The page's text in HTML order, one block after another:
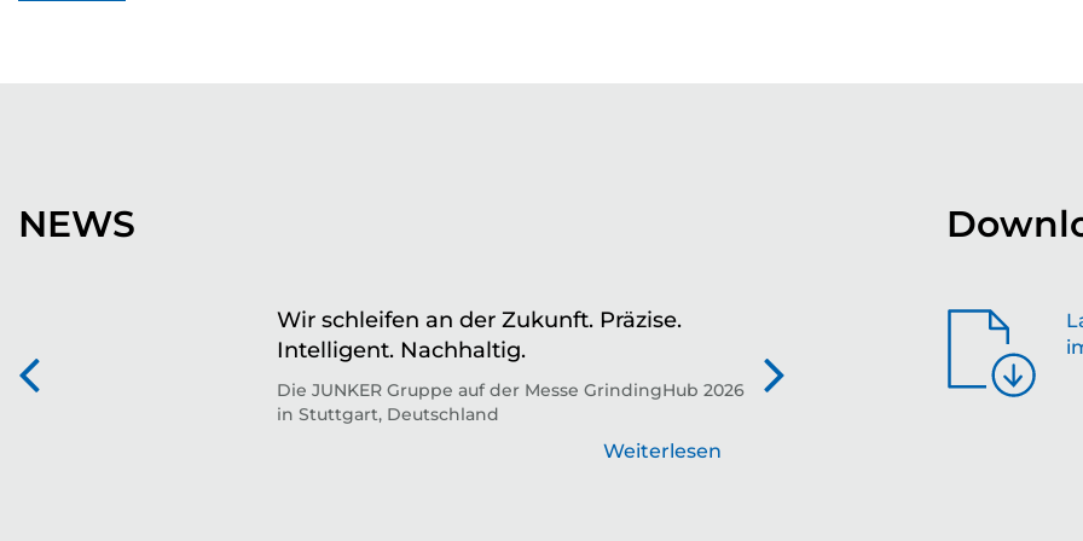
NEWS
Wir schleifen an der Zukunft. Präzise.
Intelligent. Nachhaltig.
Die JUNKER Gruppe auf der Messe GrindingHub 2026
in Stuttgart, Deutschland
Weiterlesen